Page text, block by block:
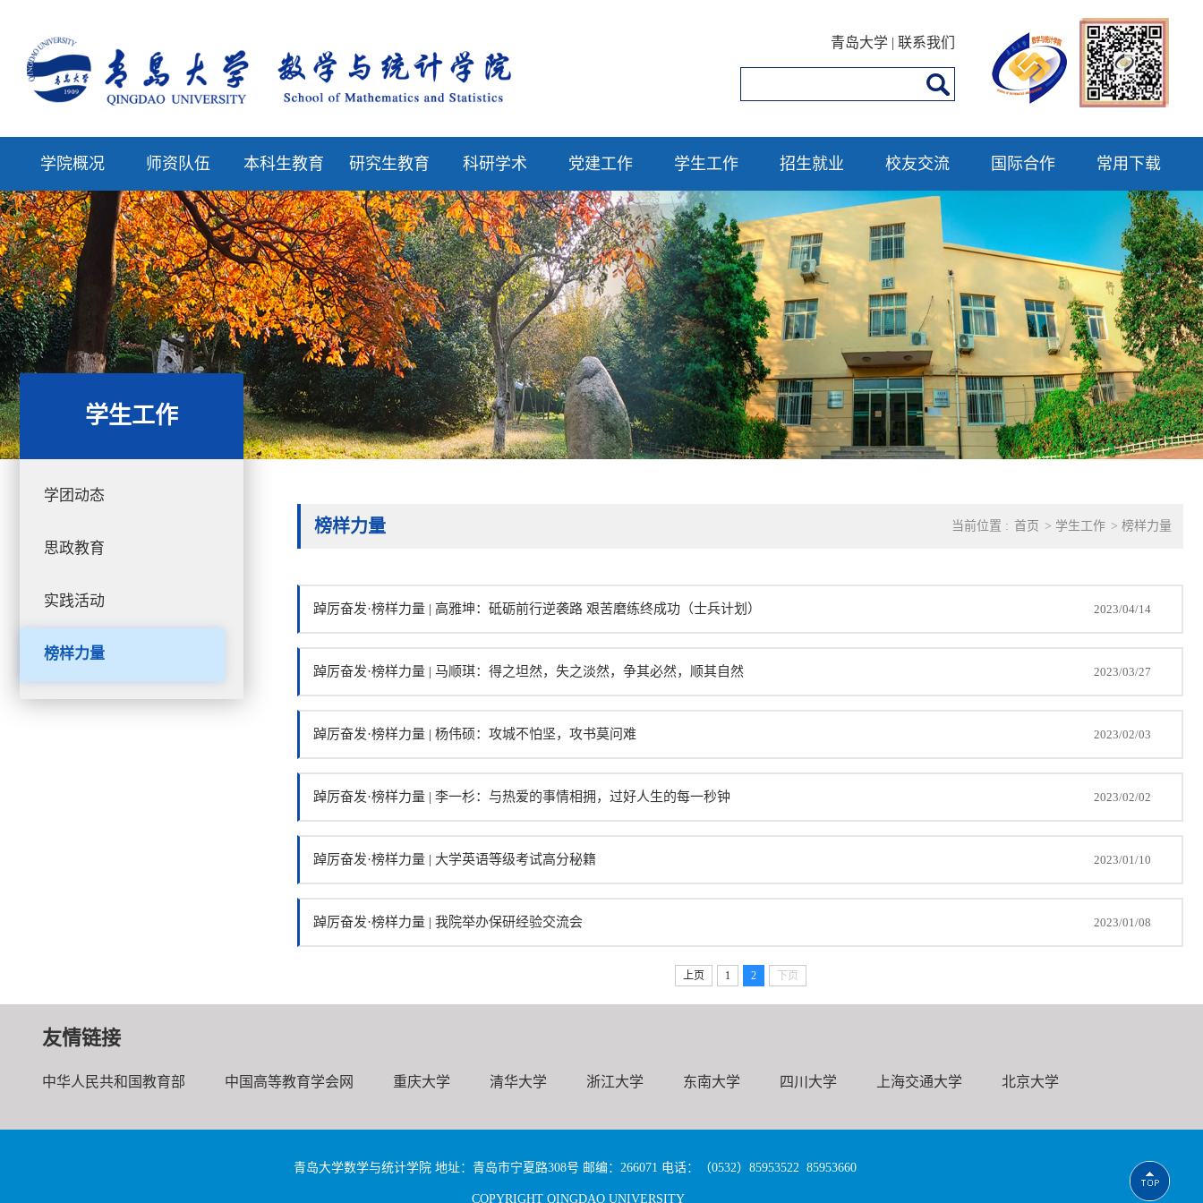
青岛大学 | 联系我们
学院概况 师资队伍 本科生教育 研究生教育 科研学术 党建工作 学生工作 招生就业 校友交流 国际合作 常用下载
学生工作
学团动态
思政教育
实践活动
榜样力量
榜样力量 当前位置 : 首页 > 学生工作 > 榜样力量
踔厉奋发·榜样力量 | 高雅坤：砥砺前行逆袭路 艰苦磨练终成功（士兵计划） 2023/04/14
踔厉奋发·榜样力量 | 马顺琪：得之坦然，失之淡然，争其必然，顺其自然 2023/03/27
踔厉奋发·榜样力量 | 杨伟硕：攻城不怕坚，攻书莫问难 2023/02/03
踔厉奋发·榜样力量 | 李一杉：与热爱的事情相拥，过好人生的每一秒钟 2023/02/02
踔厉奋发·榜样力量 | 大学英语等级考试高分秘籍 2023/01/10
踔厉奋发·榜样力量 | 我院举办保研经验交流会 2023/01/08
上页 1 2 下页
友情链接
中华人民共和国教育部 中国高等教育学会网 重庆大学 清华大学 浙江大学 东南大学 四川大学 上海交通大学 北京大学
青岛大学数学与统计学院 地址：青岛市宁夏路308号 邮编：266071 电话：（0532）85953522 85953660
COPYRIGHT QINGDAO UNIVERSITY